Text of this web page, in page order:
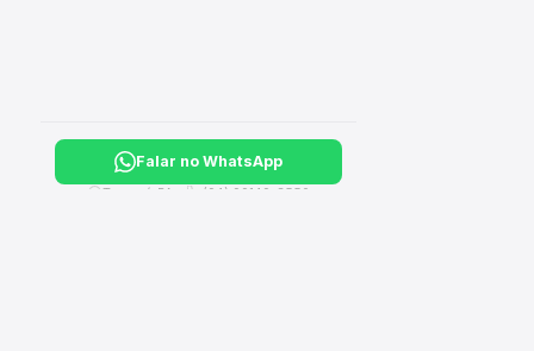
Falar no WhatsApp
Tucuruí, PA · (94) 99149-3550